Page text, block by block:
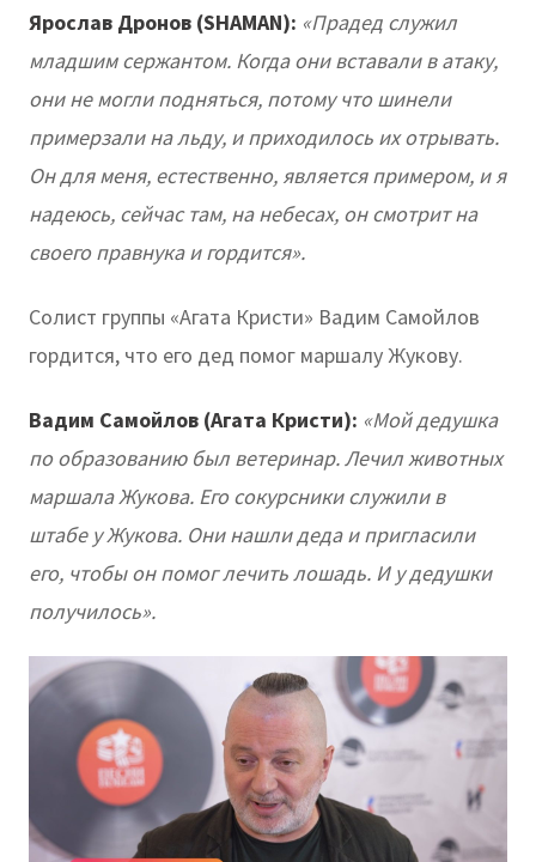
Ярослав Дронов (SHAMAN): «Прадед служил
младшим сержантом. Когда они вставали в атаку,
они не могли подняться, потому что шинели
примерзали на льду, и приходилось их отрывать.
Он для меня, естественно, является примером, и я
надеюсь, сейчас там, на небесах, он смотрит на
своего правнука и гордится».
Солист группы «Агата Кристи» Вадим Самойлов
гордится, что его дед помог маршалу Жукову.
Вадим Самойлов (Агата Кристи): «Мой дедушка
по образованию был ветеринар. Лечил животных
маршала Жукова. Его сокурсники служили в
штабе у Жукова. Они нашли деда и пригласили
его, чтобы он помог лечить лошадь. И у дедушки
получилось».